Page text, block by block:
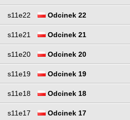
s11e22 Odcinek 22
s11e21 Odcinek 21
s11e20 Odcinek 20
s11e19 Odcinek 19
s11e18 Odcinek 18
s11e17 Odcinek 17